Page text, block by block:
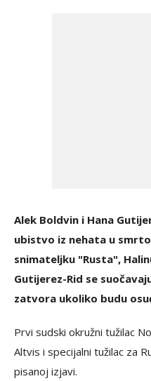
Alek Boldvin i Hana
ubistvo iz nehata u
snimateljku "Rusta",
Gutijerez-Rid se
zatvora ukoliko budu
Prvi sudski okružni tužilac
Altvis i specijalni tužilac za
pisanoj izjavi.